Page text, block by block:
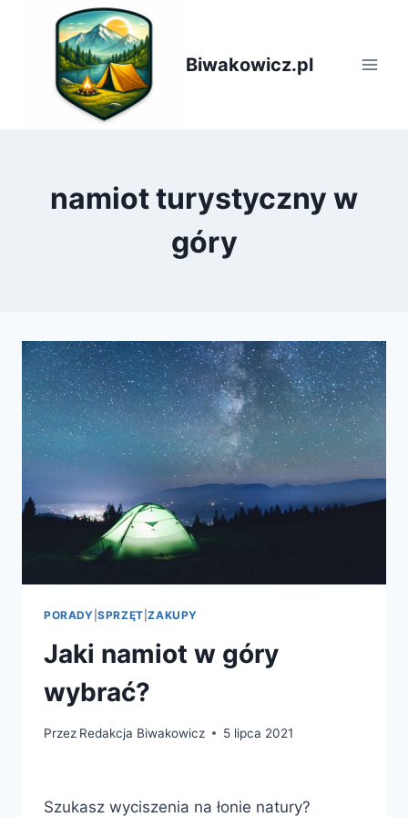
Biwakowicz.pl
namiot turystyczny w
góry
PORADY |SPRZĘT |ZAKUPY
Jaki namiot w góry
wybrać?
Przez Redakcja Biwakowicz 5 lipca 2021
Szukasz wyciszenia na łonie natury?